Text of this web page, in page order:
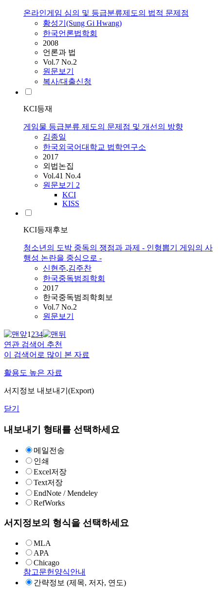
온라인게임 심의 및 등급분류제도의 법적 문제점
황성기(Sung Gi Hwang)
한국언론법학회
2008
언론과 법
Vol.7 No.2
원문보기
복사/대출신청
KCI등재
게임물 등급분류 제도의 문제점 및 개선의 방향
김종일
한국외국어대학교 법학연구소
2017
외법논집
Vol.41 No.4
원문보기 2
KCI
KISS
KCI등재후보
청소년의 도박 중독의 쟁점과 과제 - 인형뽑기 게임의 사
행성 논란을 중심으로 -
신현주,김주찬
한국중독범죄학회
2017
한국중독범죄학회보
Vol.7 No.2
원문보기
1234
연관 검색어 추천
이 검색어로 많이 본 자료
활용도 높은 자료
서지정보 내보내기(Export)
닫기
내보내기 형태를 선택하세요
메일전송
인쇄
Excel저장
Text저장
EndNote / Mendeley
RefWorks
서지정보의 형식을 선택하세요
MLA
APA
Chicago
참고문헌양식안내
간략정보 (제목, 저자, 연도)